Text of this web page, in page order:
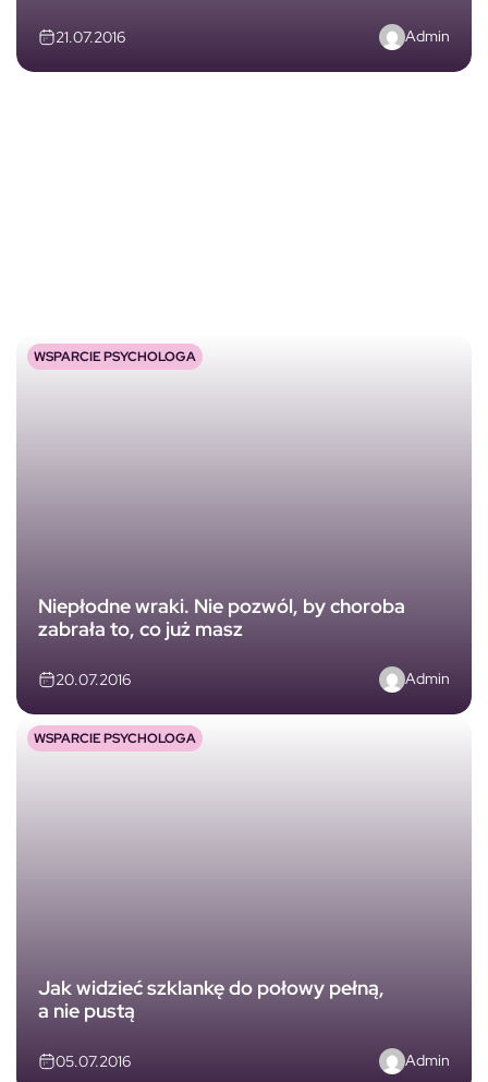
21.07.2016 Admin
Niepłodne wraki. Nie pozwól, by choroba
zabrała to, co już masz
20.07.2016 Admin
WSPARCIE PSYCHOLOGA
Jak widzieć szklankę do połowy pełną,
a nie pustą
05.07.2016 Admin
WSPARCIE PSYCHOLOGA